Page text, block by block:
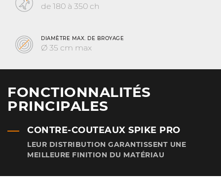
de 180 à 350 ch
DIAMÈTRE MAX. DE BROYAGE
Ø 35 cm max
FONCTIONNALITÉS
PRINCIPALES
CONTRE-COUTEAUX SPIKE PRO
LEUR DISTRIBUTION GARANTISSENT UNE
MEILLEURE FINITION DU MATÉRIAU